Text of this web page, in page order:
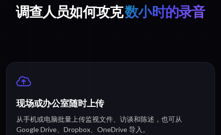
调查人员如何攻克数小时的录音
现场或办公室随时上传
从手机或电脑批量上传监视文件、访谈和陈述，也可从
Google Drive、Dropbox、OneDrive 导入。